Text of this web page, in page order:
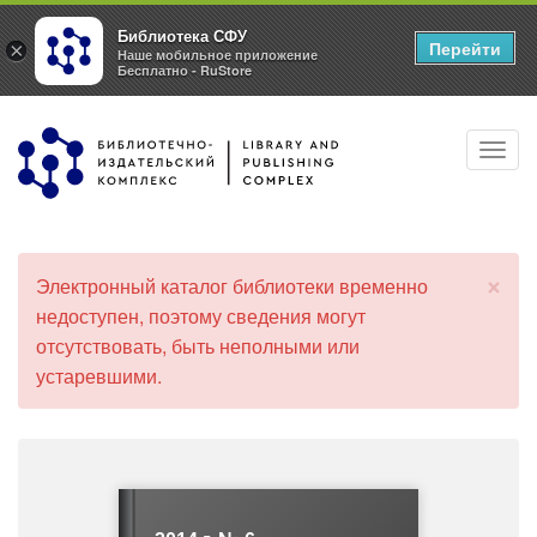
Перейти
основному
×
о
о
б
щ
е
Электронный каталог библиотеки временно
недоступен, поэтому сведения могут
отсутствовать, быть неполными или
устаревшими.
×
Библиотека СФУ
Наше мобильное приложение
Бесплатно - RuStore
Перейти